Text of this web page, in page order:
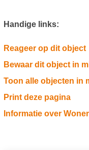
Handige links:
Reageer op dit object
Bewaar dit object in
Toon alle objecten in
Print deze pagina
Informatie over